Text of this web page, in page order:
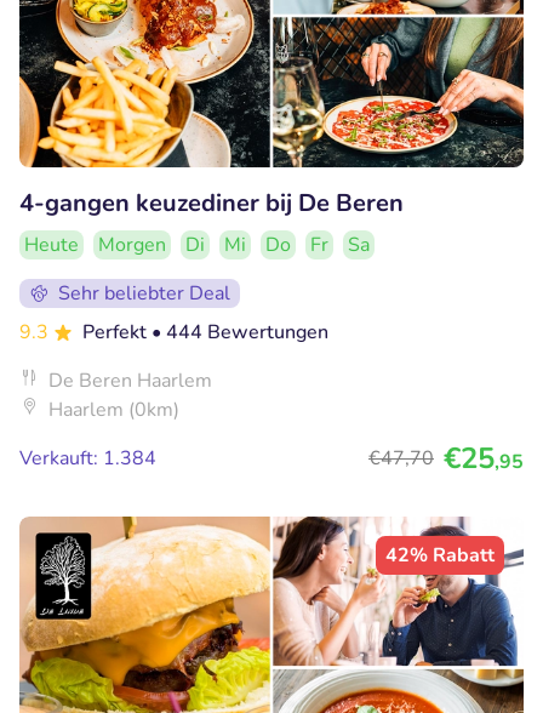
4-gangen keuzediner bij De Beren
Heute Morgen Di Mi Do Fr
Sa
Sehr beliebter Deal
9.3
Perfekt • 444 Bewertungen
De Beren Haarlem
Haarlem (0km)
Verkauft: 1.384
€47,70 €25,95
42% Rabatt